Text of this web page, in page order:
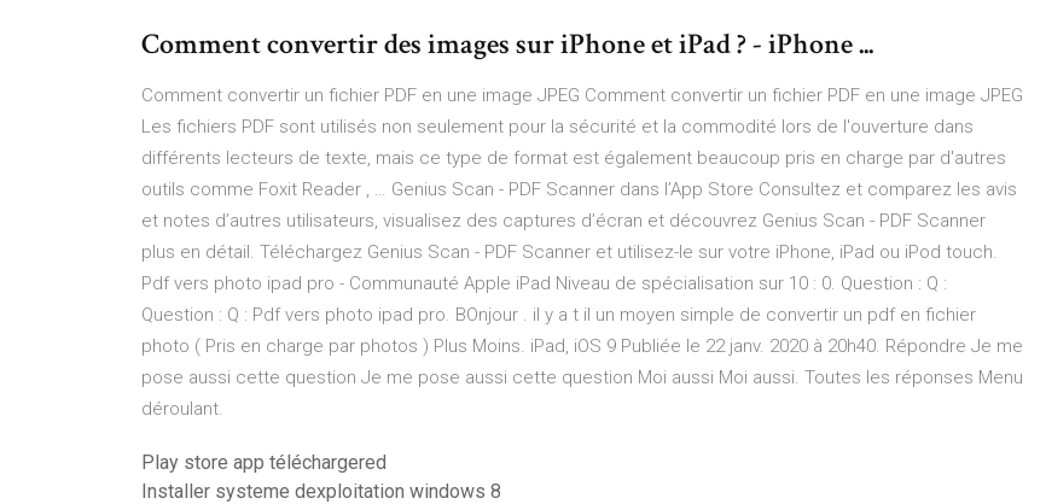
Comment convertir des images sur iPhone et iPad ? - iPhone ...
Comment convertir un fichier PDF en une image JPEG Comment convertir un fichier PDF en une image JPEG
Les fichiers PDF sont utilisés non seulement pour la sécurité et la commodité lors de l'ouverture dans
différents lecteurs de texte, mais ce type de format est également beaucoup pris en charge par d'autres
outils comme Foxit Reader , … ‎Genius Scan - PDF Scanner dans l’App Store ‎Consultez et comparez les avis
et notes d’autres utilisateurs, visualisez des captures d’écran et découvrez Genius Scan - PDF Scanner
plus en détail. Téléchargez Genius Scan - PDF Scanner et utilisez-le sur votre iPhone, iPad ou iPod touch.
Pdf vers photo ipad pro - Communauté Apple iPad Niveau de spécialisation sur 10 : 0. Question : Q :
Question : Q : Pdf vers photo ipad pro. BOnjour . il y a t il un moyen simple de convertir un pdf en fichier
photo ( Pris en charge par photos ) Plus Moins. iPad, iOS 9 Publiée le 22 janv. 2020 à 20h40. Répondre Je me
pose aussi cette question Je me pose aussi cette question Moi aussi Moi aussi. Toutes les réponses Menu
déroulant.
Play store app téléchargered
Installer systeme dexploitation windows 8